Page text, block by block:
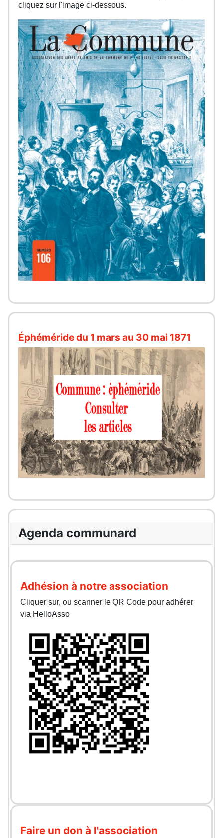
cliquez sur l'image ci-dessous.
Éphéméride du 1 mars au 30 mai 1871
Agenda communard
Adhésion à notre association
Cliquer sur, ou scanner le QR Code pour adhérer
via HelloAsso
Faire un don à l'association